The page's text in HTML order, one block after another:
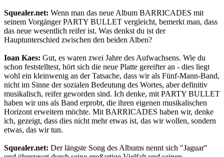
Squealer.net: Wenn man das neue Album BARRICADES mit
seinem Vorgänger PARTY BULLET vergleicht, bemerkt man, dass
das neue wesentlich reifer ist. Was denkst du ist der
Hauptunterschied zwischen den beiden Alben?
Ioan Kaes: Gut, es waren zwei Jahre des Aufwachsens. Wie du
schon feststelltest, hört sich die neue Platte gereifter an - dies liegt
wohl ein kleinwenig an der Tatsache, dass wir als Fünf-Mann-Band,
nicht im Sinne der sozialen Bedeutung des Wortes, aber definitiv
musikalisch, reifer geworden sind. Ich denke, mit PARTY BULLET
haben wir uns als Band erprobt, die ihren eigenen musikalischen
Horizont erweitern möchte. Mit BARRICADES haben wir, denke
ich, gezeigt, dass dies nicht mehr etwas ist, das wir wollen, sondern
etwas, das wir tun.
Squealer.net: Der längste Song des Albums nennt sich "Jaguar"